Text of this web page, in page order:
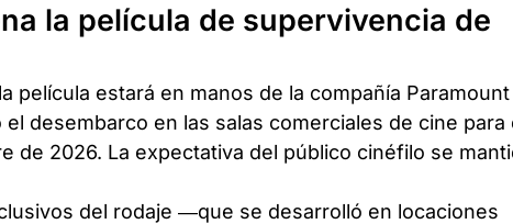
la película de supervivencia de
película estará en manos de la compañía Paramount
desembarco en las salas comerciales de cine para
de 2026. La expectativa del público cinéfilo se
del rodaje —que se desarrolló en locaciones